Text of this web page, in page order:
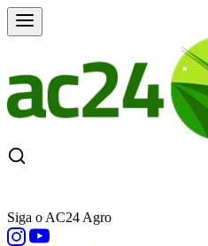
Siga o AC24 Agro